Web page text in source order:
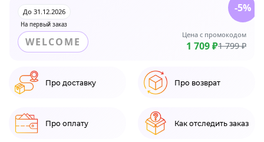
На первый заказ
До 31.12.2026
WELCOME
Цена с промокодом
1 709 ₽1 799 ₽
-5%
Про доставку Про возврат
Про оплату Как отследить заказ